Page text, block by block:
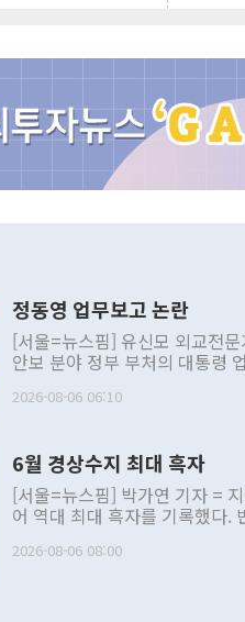
정동영 업무보고 논란
[서울=뉴스핌] 유신모 외교전
안보 분야 정부 부처의 대통령
발언 중에는 정부 내 조율을 거
주의적 희망에 근거한 비현실적
관의 대북 정책 관련 발언이 물
관 부처 장관이 공개적으로 부
관의 무리한 대북 접근법과 월
다. [정동영 통일부 장관이 지난달 23일 오후 서울 종로구 정부서울청사에
2026-08-06 06:10
6월 경상수지 최대 흑자
[서울=뉴스핌] 박가연 기자 =
어 역대 최대 흑자를 기록했다.
료=한국은행] 한국은행이 6일 발표한 '2026년 6월 국제수지(잠정)'에 따르
2026-08-06 08:00